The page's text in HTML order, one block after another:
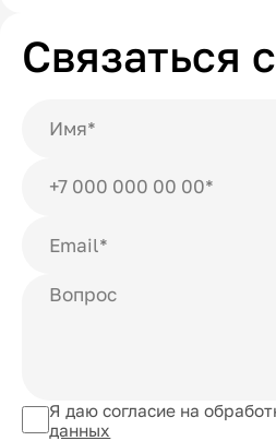
Связаться
Я даю согласие на
данных